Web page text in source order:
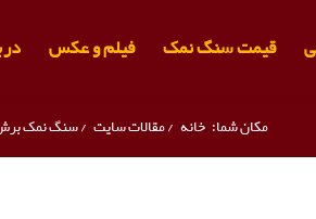
قیمت سنگ نمک فیلم و عکس
مکان شما: خانه /مقالات سایت /سنگ نمک